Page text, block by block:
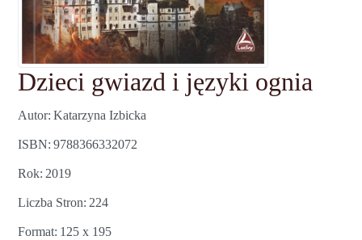
Dzieci gwiazd i języki ognia
Autor Katarzyna Izbicka
ISBN 9788366332072
Rok 2019
Liczba Stron 224
Format 125 x 195